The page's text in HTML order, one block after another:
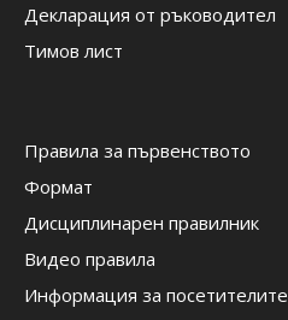
Декларация от ръководител
Тимов лист
Правила за първенството
Формат
Дисциплинарен правилник
Видео правила
Информация за посетителите